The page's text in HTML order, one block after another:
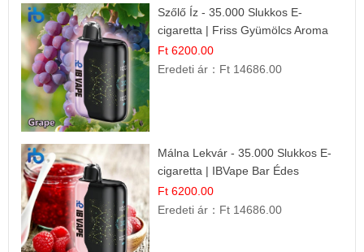
Szőlő Íz - 35.000 Slukkos E-
cigaretta | Friss Gyümölcs Aroma
Ft 6200.00
Eredeti ár： Ft 14686.00
Málna Lekvár - 35.000 Slukkos E-
cigaretta | IBVape Bar Édes
Gyümölcs Íz
Ft 6200.00
Eredeti ár： Ft 14686.00